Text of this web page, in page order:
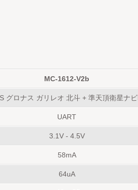
MC-1612-V2b
グロナス ガリレオ 北斗+ 準天頂衛星ナ
UART
3.1V - 4.5V
58mA
64uA